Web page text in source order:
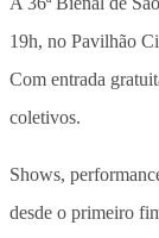
19h, no Pavilhão
Com entrada
coletivos.
Shows,
desde o primeiro